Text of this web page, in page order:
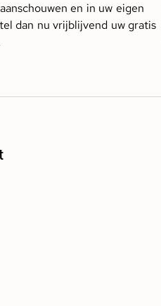
en in uw eigen
dan nu vrijblijvend uw gratis